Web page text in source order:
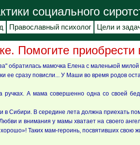
социального
Православный психолог Цели и
Помогите
обратилась мамочка Елена с маленькой
ее сразу повисли... У Маши во время родов
ручках. А мама совершенно одна со своей
в Сибири. В середине лета должна приехать
и внимания у мамы хватает на своего
Таких мам-героинь, посвятивших свою